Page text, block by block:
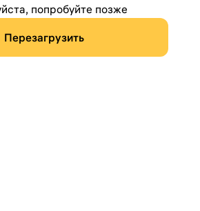
попробуйте позже
Перезагрузить